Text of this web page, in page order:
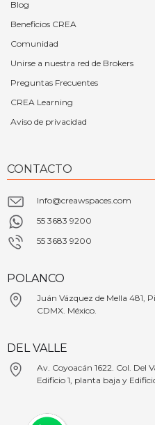
Blog
Beneficios CREA
Comunidad
Unirse a nuestra red de Brokers
Preguntas Frecuentes
CREA Learning
Aviso de privacidad
CONTACTO
Info@creawspaces.com
55 3683 9200
55 3683 9200
POLANCO
Juán Vázquez de Mella 481,
CDMX. México.
DEL VALLE
Av. Coyoacán 1622. Col. Del
Edificio 1, planta baja y